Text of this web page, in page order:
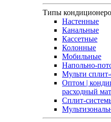
Типы
Настенные
Канальные
Кассетные
Колонные
Мобильные
Напольно-
Мульти
Оптом |
расходный
Сплит-